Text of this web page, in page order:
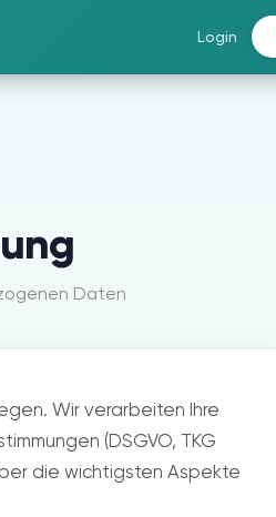
Login
Daten
Wir verarbeiten Ihre
(DSGVO, TKG
die wichtigsten Aspekte